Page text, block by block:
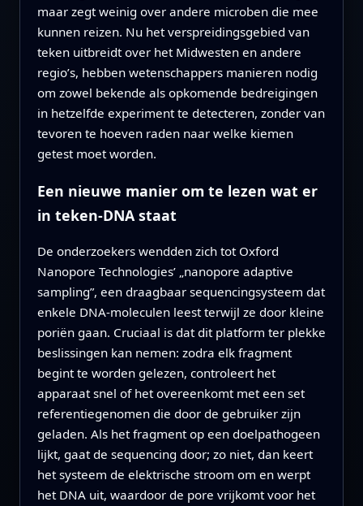
maar zegt weinig over andere microben die mee
kunnen reizen. Nu het verspreidingsgebied van
teken uitbreidt over het Midwesten en andere
regio’s, hebben wetenschappers manieren nodig
om zowel bekende als opkomende bedreigingen
in hetzelfde experiment te detecteren, zonder van
tevoren te hoeven raden naar welke kiemen
getest moet worden.
Een nieuwe manier om te lezen wat er
in teken-DNA staat
De onderzoekers wendden zich tot Oxford
Nanopore Technologies’ „nanopore adaptive
sampling”, een draagbaar sequencingsysteem dat
enkele DNA-moleculen leest terwijl ze door kleine
poriën gaan. Cruciaal is dat dit platform ter plekke
beslissingen kan nemen: zodra elk fragment
begint te worden gelezen, controleert het
apparaat snel of het overeenkomt met een set
referentiegenomen die door de gebruiker zijn
geladen. Als het fragment op een doelpathogeen
lijkt, gaat de sequencing door; zo niet, dan keert
het systeem de elektrische stroom om en werpt
het DNA uit, waardoor de pore vrijkomt voor het